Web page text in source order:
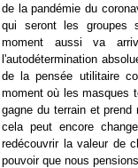
de la pandémie du
qui seront les groupes
moment aussi va
l'autodétermination
de la pensée utilitaire
moment où les masques
gagne du terrain et
cela peut encore
redécouvrir la valeur de
pouvoir que nous